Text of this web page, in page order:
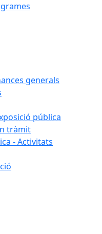
generals
pública
tràmit
- Activitats